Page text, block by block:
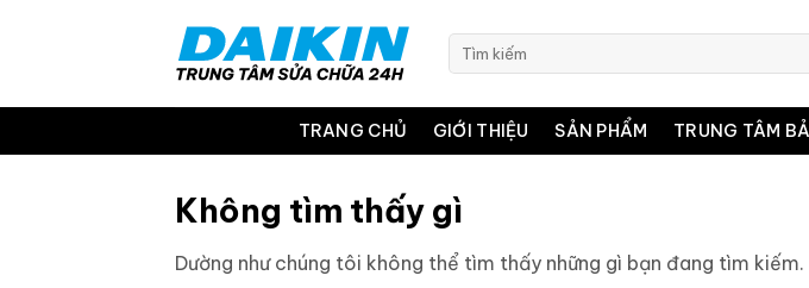
dung
Tìm
TRANG CHỦ GIỚI THIỆU SẢN PHẨM TRUNG TÂM
Không tìm thấy gì
Dường như chúng tôi không thể tìm thấy những gì bạn đang tìm